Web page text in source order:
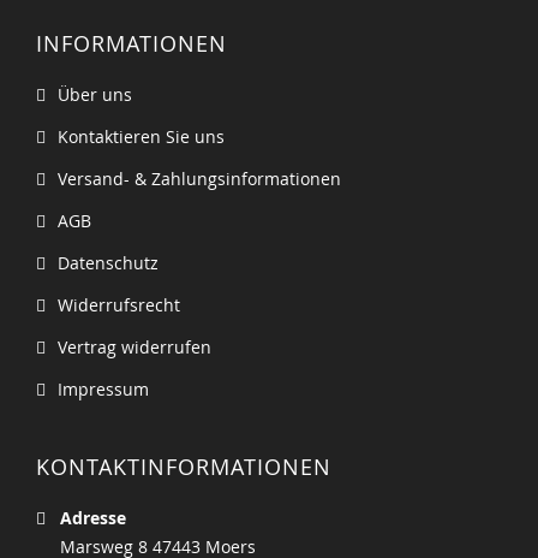
INFORMATIONEN
Über uns
Kontaktieren Sie uns
Versand- & Zahlungsinformationen
AGB
Datenschutz
Widerrufsrecht
Vertrag widerrufen
Impressum
KONTAKTINFORMATIONEN
Adresse
Marsweg 8 47443 Moers